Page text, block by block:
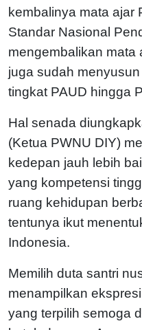
kembalinya mata ajar
Standar Nasional
mengembalikan mata
juga sudah
tingkat PAUD hingga
Hal senada
(Ketua PWNU DIY)
kedepan jauh lebih
yang kompetensi
ruang kehidupan
tentunya ikut
Indonesia.
Memilih duta santri
menampilkan
yang terpilih semoga